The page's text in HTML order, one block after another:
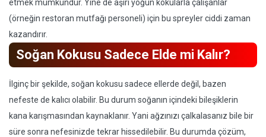
etmek mümkündür. Yine de aşırı yoğun kokularla çalışanlar
(örneğin restoran mutfağı personeli) için bu spreyler ciddi zaman
kazandırır.
Soğan Kokusu Sadece Elde mi Kalır?
İlginç bir şekilde, soğan kokusu sadece ellerde değil, bazen
nefeste de kalıcı olabilir. Bu durum soğanın içindeki bileşiklerin
kana karışmasından kaynaklanır. Yani ağzınızı çalkalasanız bile bir
süre sonra nefesinizde tekrar hissedilebilir. Bu durumda çözüm,